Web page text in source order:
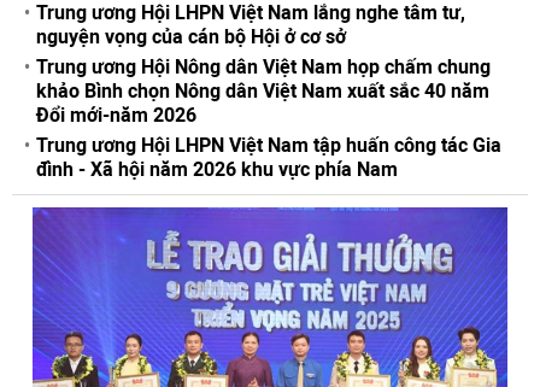
Trung ương Hội LHPN Việt Nam lắng nghe tâm tư,
nguyện vọng của cán bộ Hội ở cơ sở
Trung ương Hội Nông dân Việt Nam họp chấm chung
khảo Bình chọn Nông dân Việt Nam xuất sắc 40 năm
Đổi mới-năm 2026
Trung ương Hội LHPN Việt Nam tập huấn công tác Gia
đình - Xã hội năm 2026 khu vực phía Nam